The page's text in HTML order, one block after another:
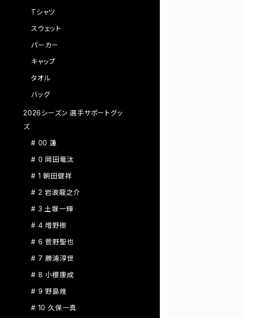
Tシャツ
スウェット
パーカー
キャップ
タオル
バッグ
2026シーズン 選手サポートグッ
ズ
# 00 蓮
# 0 岡田竜汰
# 1 朝田健祥
# 2 岩波龍之介
# 3 土塀一輝
# 4 増野樹
# 6 菅野聖也
# 7 勝浦淳世
# 8 小櫻康成
# 9 野島煌
# 10 久保一真